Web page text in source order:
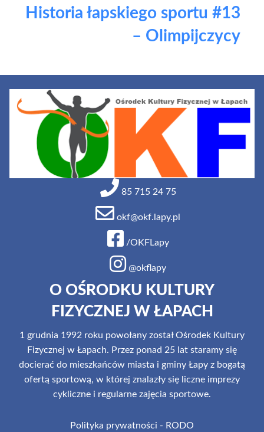
Historia łapskiego sportu #13
– Olimpijczycy
85 715 24 75
okf@okf.lapy.pl
/OKFLapy
@okflapy
O OŚRODKU KULTURY
FIZYCZNEJ W ŁAPACH
1 grudnia 1992 roku powołany został Ośrodek Kultury
Fizycznej w Łapach. Przez ponad 25 lat staramy się
docierać do mieszkańców miasta i gminy Łapy z bogatą
ofertą sportową, w której znalazły się liczne imprezy
cykliczne i regularne zajęcia sportowe.
Polityka prywatności - RODO